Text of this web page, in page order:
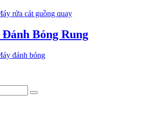
rửa cát guồng quay
Bóng Rung
đánh bóng